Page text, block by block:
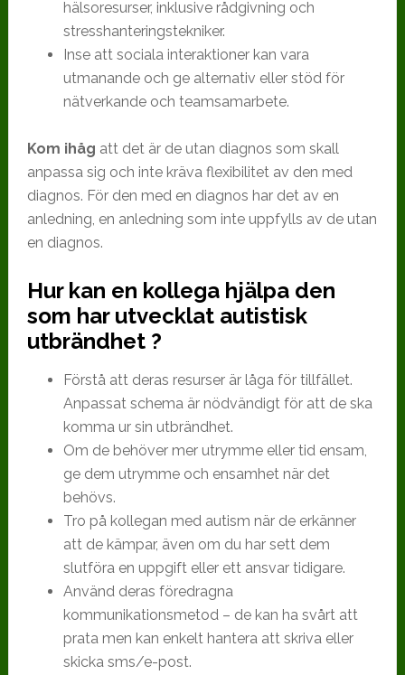
hälsoresurser, inklusive rådgivning och
stresshanteringstekniker.
Inse att sociala interaktioner kan vara
utmanande och ge alternativ eller stöd för
nätverkande och teamsamarbete.
Kom ihåg att det är de utan diagnos som skall
anpassa sig och inte kräva flexibilitet av den med
diagnos. För den med en diagnos har det av en
anledning, en anledning som inte uppfylls av de utan
en diagnos.
Hur kan en kollega hjälpa den
som har utvecklat autistisk
utbrändhet ?
Förstå att deras resurser är låga för tillfället.
Anpassat schema är nödvändigt för att de ska
komma ur sin utbrändhet.
Om de behöver mer utrymme eller tid ensam,
ge dem utrymme och ensamhet när det
behövs.
Tro på kollegan med autism när de erkänner
att de kämpar, även om du har sett dem
slutföra en uppgift eller ett ansvar tidigare.
Använd deras föredragna
kommunikationsmetod – de kan ha svårt att
prata men kan enkelt hantera att skriva eller
skicka sms/e-post.